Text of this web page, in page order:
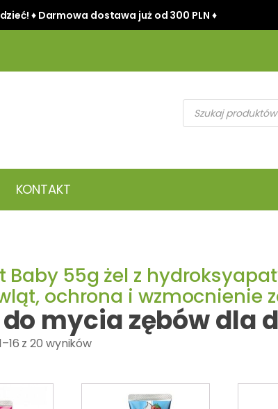
♦ Darmowa dostawa już od 300 PLN ♦
Wyszukiwarka
produktów
KONTAKT
Baby 55g żel z
ochrona i wzmocnienie
mycia zębów dla
z 20 wyników